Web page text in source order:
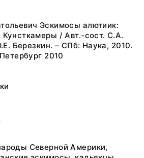
Эскимосы алютиик:
Кунсткамеры / Авт.-сост. С.А.
Березкин. – СПб: Наука, 2010.
2010
Северной Америки,